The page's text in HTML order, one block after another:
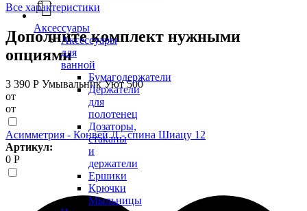
Аксессуары
Аксессуары
для
ванной
Бумагодержатели
Держатели
для
полотенец
Дозаторы,
стаканы
и
держатели
Ершики
Крючки
Мыльницы
Все характеристики
Дополните комплект нужными
опциями
3 390 Р Умывальник Уют 500
от
от
Асимметрия - Конвей Л - спина Шиацу 12
Артикул:
0 Р